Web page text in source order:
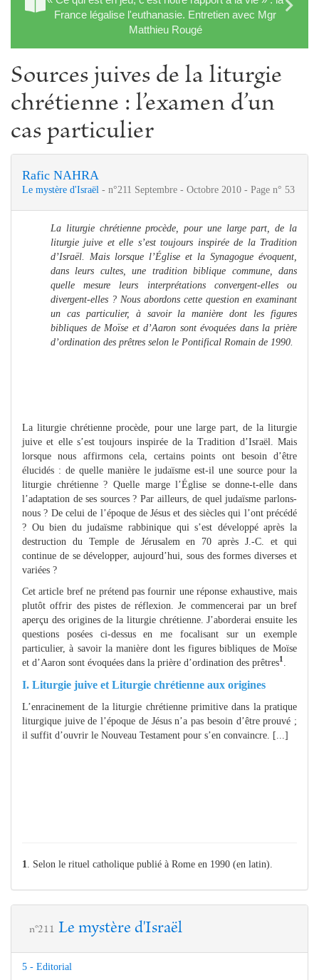
France légalise l'euthanasie. Entretien avec Mgr
Matthieu Rougé
Sources juives de la liturgie
chrétienne : l’examen d’un
cas particulier
Rafic NAHRA
Le mystère d'Israël - n°211 Septembre - Octobre 2010 - Page n° 53
La liturgie chrétienne procède, pour une large part, de la
liturgie juive et elle s’est toujours inspirée de la Tradition
d’Israël. Mais lorsque l’Église et la Synagogue évoquent,
dans leurs cultes, une tradition biblique commune, dans
quelle mesure leurs interprétations convergent-elles ou
divergent-elles ? Nous abordons cette question en examinant
un cas particulier, à savoir la manière dont les figures
bibliques de Moïse et d’Aaron sont évoquées dans la prière
d’ordination des prêtres selon le Pontifical Romain de 1990.
La liturgie chrétienne procède, pour une large part, de la liturgie
juive et elle s’est toujours inspirée de la Tradition d’Israël. Mais
lorsque nous affirmons cela, certains points ont besoin d’être
élucidés : de quelle manière le judaïsme est-il une source pour la
liturgie chrétienne ? Quelle marge l’Église se donne-t-elle dans
l’adaptation de ses sources ? Par ailleurs, de quel judaïsme parlons-
nous ? De celui de l’époque de Jésus et des siècles qui l’ont précédé
? Ou bien du judaïsme rabbinique qui s’est développé après la
destruction du Temple de Jérusalem en 70 après J.-C. et qui
continue de se développer, aujourd’hui, sous des formes diverses et
variées ?
Cet article bref ne prétend pas fournir une réponse exhaustive, mais
plutôt offrir des pistes de réflexion. Je commencerai par un bref
aperçu des origines de la liturgie chrétienne. J’aborderai ensuite les
questions posées ci-dessus en me focalisant sur un exemple
particulier, à savoir la manière dont les figures bibliques de Moïse
et d’Aaron sont évoquées dans la prière d’ordination des prêtres1
I. Liturgie juive et Liturgie chrétienne aux origines
L’enracinement de la liturgie chrétienne primitive dans la pratique
liturgique juive de l’époque de Jésus n’a pas besoin d’être prouvé ;
il suffit d’ouvrir le Nouveau Testament pour s’en convaincre. [...]
1 . Selon le rituel catholique publié à Rome en 1990 (en latin).
n°211 Le mystère d'Israël
5 - Editorial